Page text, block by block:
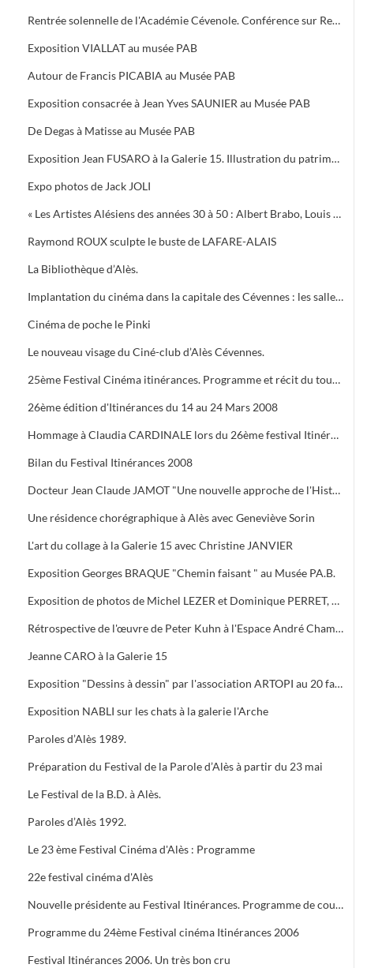
Rentrée solennelle de l'Académie Cévenole. Conférence sur Renoir et Albert ANDRE, une amitié (1894-1919)
Exposition VIALLAT au musée PAB
Autour de Francis PICABIA au Musée PAB
Exposition consacrée à Jean Yves SAUNIER au Musée PAB
De Degas à Matisse au Musée PAB
Exposition Jean FUSARO à la Galerie 15. Illustration du patrimoine alésien
Expo photos de Jack JOLI
« Les Artistes Alésiens des années 30 à 50 : Albert Brabo, Louis Cabanes, Louis Arcaix et René Aberlenc » par Annie Corbier
Raymond ROUX sculpte le buste de LAFARE-ALAIS
La Bibliothèque d’Alès.
Implantation du cinéma dans la capitale des Cévennes : les salles du début du siècle à nos jours.
Cinéma de poche le Pinki
Le nouveau visage du Ciné-club d’Alès Cévennes.
25ème Festival Cinéma itinérances. Programme et récit du tournage dans les cévennes d' "Un homme de trop"
26ème édition d'Itinérances du 14 au 24 Mars 2008
Hommage à Claudia CARDINALE lors du 26ème festival Itinérances. En photo avec Max ROUSTAN, Maire
Bilan du Festival Itinérances 2008
Docteur Jean Claude JAMOT "Une nouvelle approche de l'Histoire et de l'Archéologie appliquée aux Celtes
Une résidence chorégraphique à Alès avec Geneviève Sorin
L'art du collage à la Galerie 15 avec Christine JANVIER
Exposition Georges BRAQUE "Chemin faisant " au Musée PA.B.
Exposition de photos de Michel LEZER et Dominique PERRET, de peintures de Monique SANTORO à l'OFFICE DE TOURISME pour la Féria d'Alès
Rétrospective de l'œuvre de Peter Kuhn à l'Espace André Chamson. Exposition consacrée à Vauban à l'OFFICE DE TOURISME. Présentation de saison hors les murs du cratère
Jeanne CARO à la Galerie 15
Exposition "Dessins à dessin" par l'association ARTOPI au 20 faubourg du Soleil
Exposition NABLI sur les chats à la galerie l'Arche
Paroles d’Alès 1989.
Préparation du Festival de la Parole d’Alès à partir du 23 mai
Le Festival de la B.D. à Alès.
Paroles d’Alès 1992.
Le 23 ème Festival Cinéma d'Alès : Programme
22e festival cinéma d'Alès
Nouvelle présidente au Festival Itinérances. Programme de courts métrages de Jacques TATI
Programme du 24ème Festival cinéma Itinérances 2006
Festival Itinérances 2006. Un très bon cru